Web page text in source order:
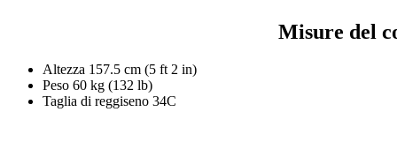
Misure del
Altezza 157.5 cm (5 ft 2 in)
Peso 60 kg (132 lb)
Taglia di reggiseno 34C